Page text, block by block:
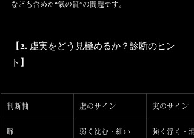
なども含めた“氣の質”の問題です。
【2. 虚実をどう見極めるか？診断のヒン
ト】
判断軸 虚のサイン 実のサイン
脈 弱く沈む・細い
強く浮く・